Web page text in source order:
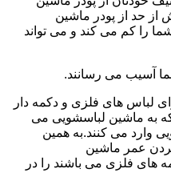
از حد از پودر ماشین
را کم می کند و می تواند
آسیب می رسانند.
لباس های فلزی و دکمه دار
به ماشین لباسشویی می
وارد می کنند.به همین
عمر ماشین
های فلزی می باشند را در